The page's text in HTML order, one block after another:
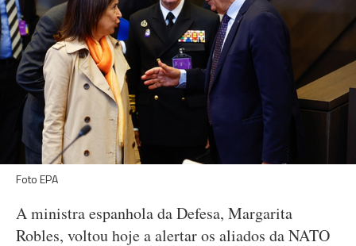
Foto EPA
A ministra espanhola da Defesa, Margarita
Robles, voltou hoje a alertar os aliados da NATO